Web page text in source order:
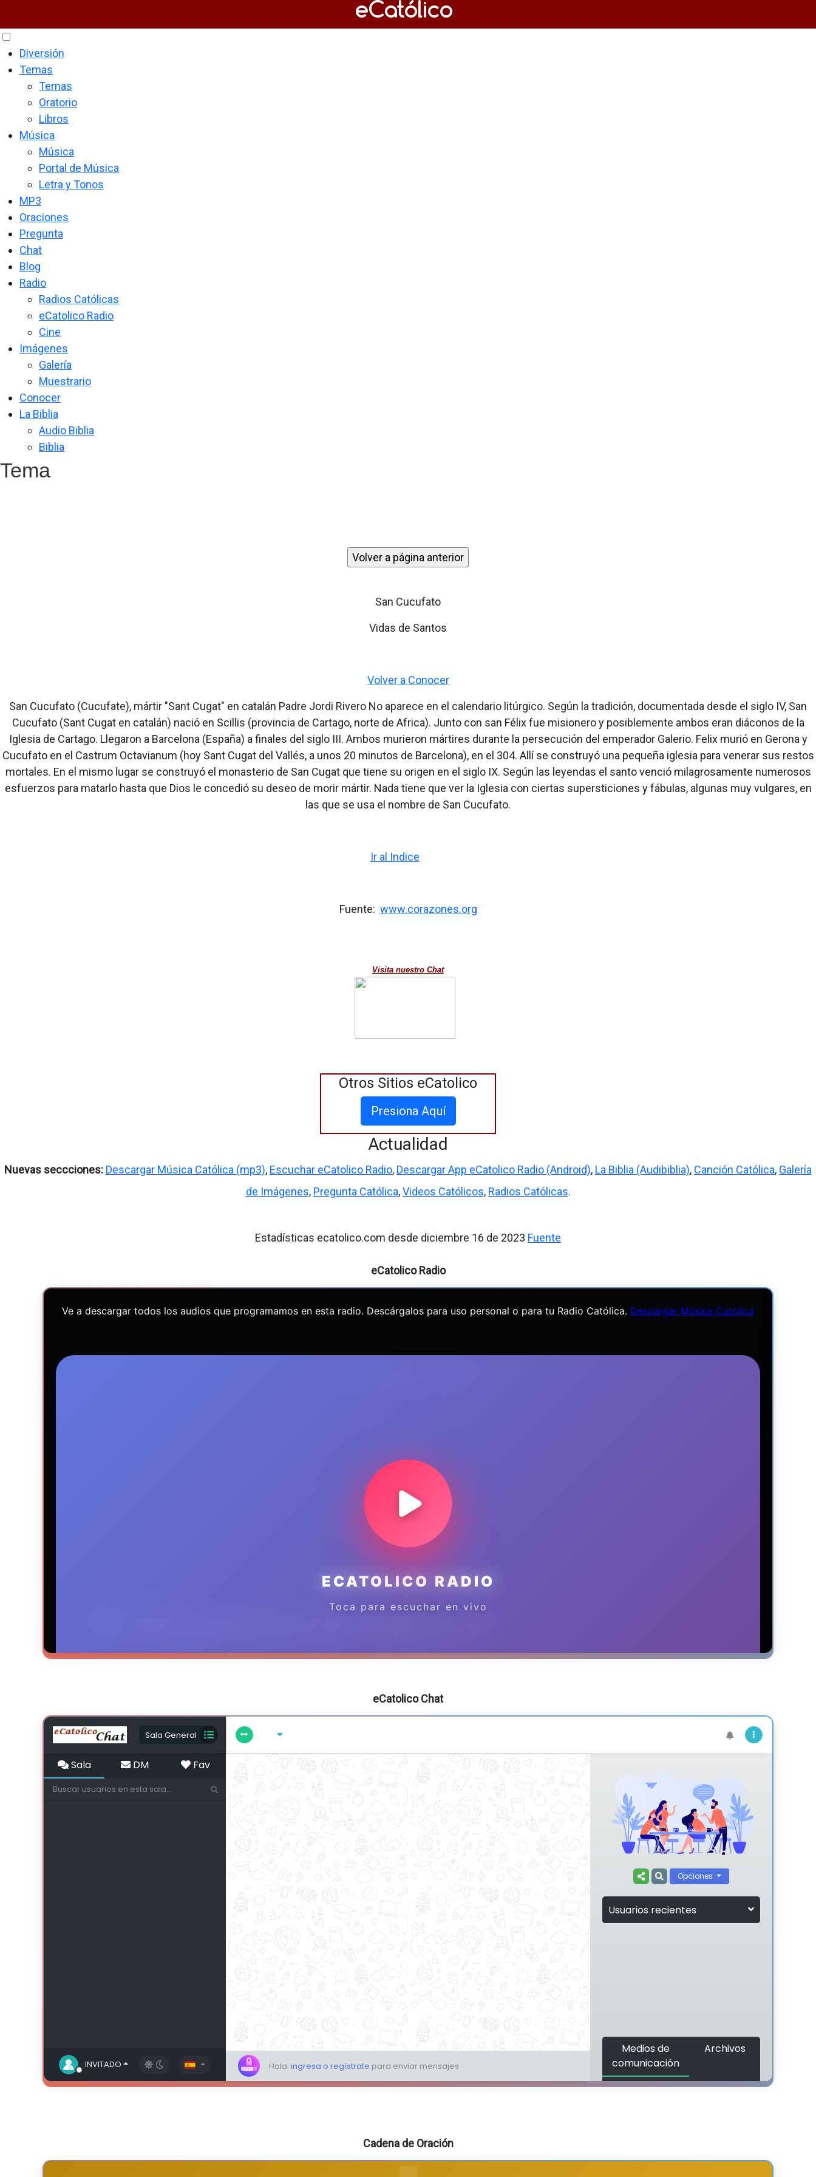
Diversión
Temas
Temas
Oratorio
Libros
Música
Música
Portal de Música
Letra y Tonos
MP3
Oraciones
Pregunta
Chat
Blog
Radio
Radios Católicas
eCatolico Radio
Cine
Imágenes
Galería
Muestrario
Conocer
La Biblia
Audio Biblia
Biblia
Tema
San Cucufato
Vidas de Santos
Volver a Conocer
San Cucufato (Cucufate), mártir "Sant Cugat" en catalán Padre Jordi Rivero No aparece en el calendario litúrgico. Según la tradición, documentada desde el siglo IV, San
Cucufato (Sant Cugat en catalán) nació en Scillis (provincia de Cartago, norte de Africa). Junto con san Félix fue misionero y posiblemente ambos eran diáconos de la
Iglesia de Cartago. Llegaron a Barcelona (España) a finales del siglo III. Ambos murieron mártires durante la persecución del emperador Galerio. Felix murió en Gerona y
Cucufato en el Castrum Octavianum (hoy Sant Cugat del Vallés, a unos 20 minutos de Barcelona), en el 304. Allí se construyó una pequeña iglesia para venerar sus restos
mortales. En el mismo lugar se construyó el monasterio de San Cugat que tiene su origen en el siglo IX. Según las leyendas el santo venció milagrosamente numerosos
esfuerzos para matarlo hasta que Dios le concedió su deseo de morir mártir. Nada tiene que ver la Iglesia con ciertas supersticiones y fábulas, algunas muy vulgares, en
las que se usa el nombre de San Cucufato.
Ir al Indice
Fuente: www.corazones.org
Visita nuestro Chat
Otros Sitios eCatolico
Presiona Aquí
Actualidad
Nuevas seccciones: Descargar Música Católica (mp3), Escuchar eCatolico Radio, Descargar App eCatolico Radio (Android), La Biblia (Audibiblia), Canción Católica, Galería
de Imágenes, Pregunta Católica,Videos Católicos, Radios Católicas.
Estadísticas ecatolico.com desde diciembre 16 de 2023 Fuente
eCatolico Radio
eCatolico Chat
Cadena de Oración